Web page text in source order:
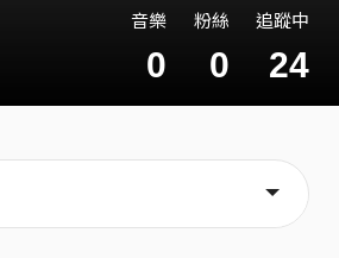
音樂
0
粉絲
0
追蹤中
24